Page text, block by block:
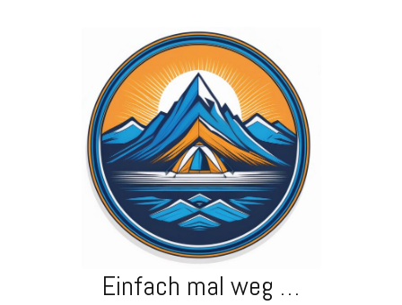
Einfach mal weg …